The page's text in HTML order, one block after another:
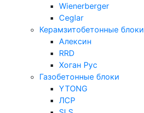
Wienerberger
Ceglar
Керамзитобетонные блоки
Алексин
RRD
Хоган Рус
Газобетонные блоки
YTONG
ЛСР